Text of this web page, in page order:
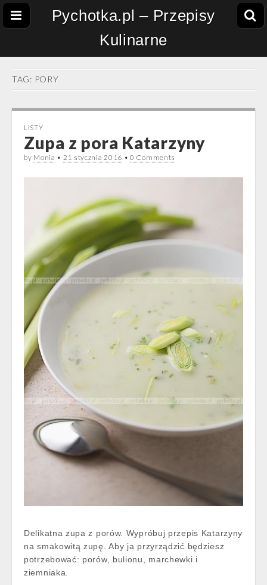
Pychotka.pl – Przepisy
Kulinarne
TAG: PORY
LISTY
Zupa z pora Katarzyny
by Monia • 21 stycznia 2016 •0 Comments
Delikatna zupa z porów. Wypróbuj przepis Katarzyny
na smakowitą zupę. Aby ja przyrządzić będziesz
potrzebować: porów, bulionu, marchewki i
ziemniaka.